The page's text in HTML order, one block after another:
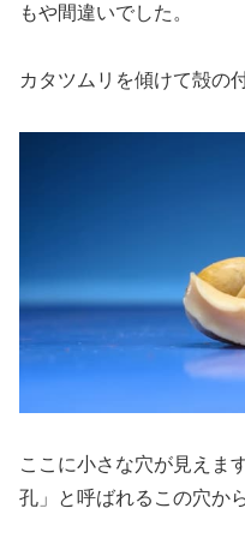
もや間違いでした。
カタツムリを傾けて殻の
ここに小さな穴が見えま
孔」と呼ばれるこの穴か